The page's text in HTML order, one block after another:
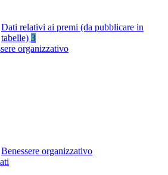
Dati relativi ai premi (da pubblicare in
tabelle) 3
organizzativo
Benessere organizzativo